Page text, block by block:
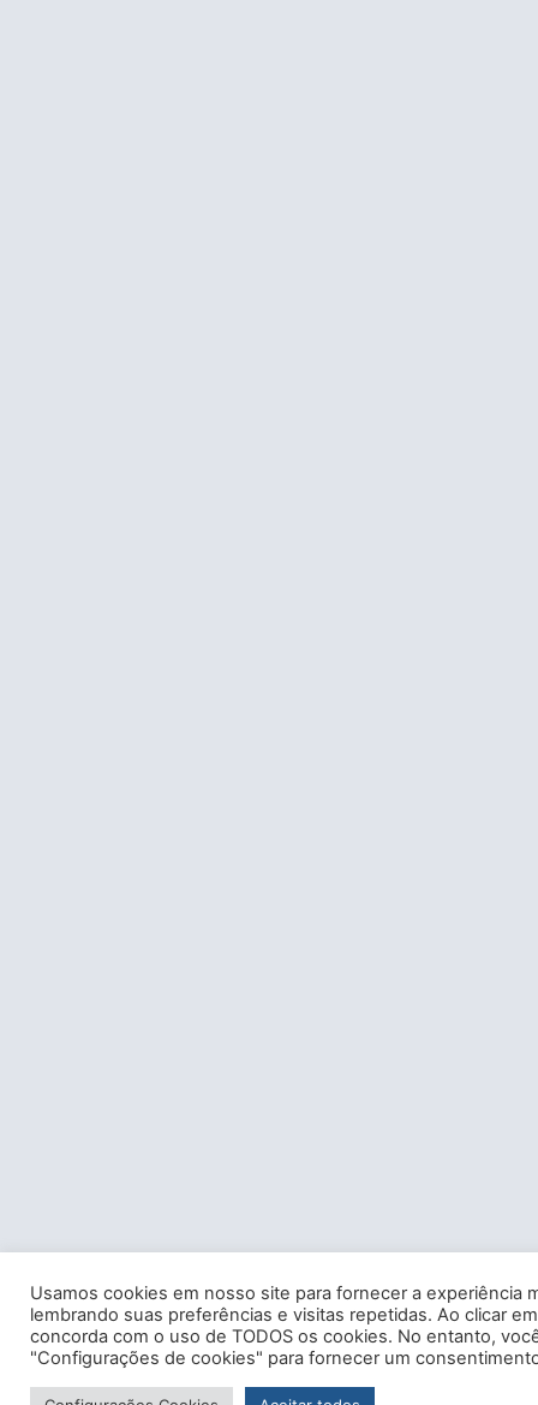
Usamos cookies em nosso site para fornecer a experiência
lembrando suas preferências e visitas repetidas. Ao clicar
concorda com o uso de TODOS os cookies. No entanto,
"Configurações de cookies" para fornecer um